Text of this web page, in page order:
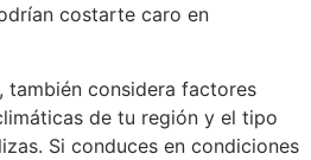
costarte caro en
también considera factores
de tu región y el tipo
Si conduces en condiciones